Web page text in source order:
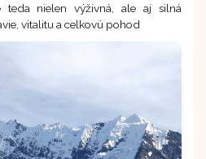
teda nielen výživná, ale aj silná
vitalitu a celkovú pohod